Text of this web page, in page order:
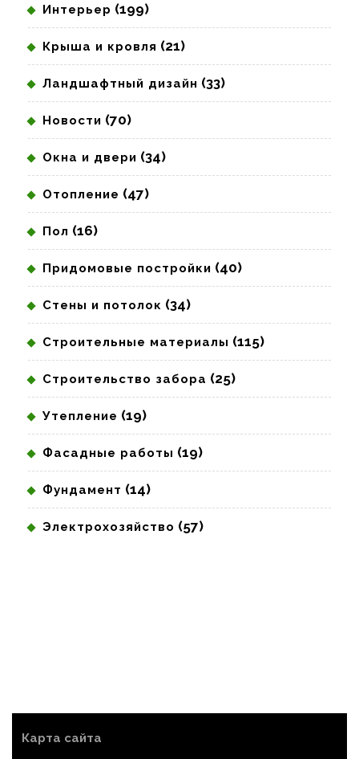
Интерьер (199)
Крыша и кровля (21)
Ландшафтный дизайн (33)
Новости (70)
Окна и двери (34)
Отопление (47)
Пол (16)
Придомовые постройки (40)
Стены и потолок (34)
Строительные материалы (115)
Строительство забора (25)
Утепление (19)
Фасадные работы (19)
Фундамент (14)
Электрохозяйство (57)
Карта сайта